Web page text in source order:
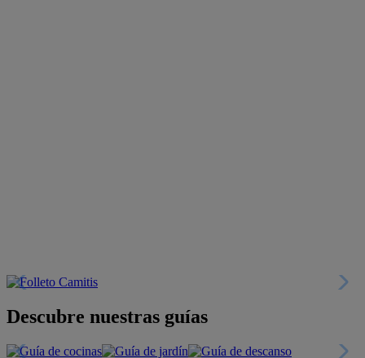
Descubre nuestras guías